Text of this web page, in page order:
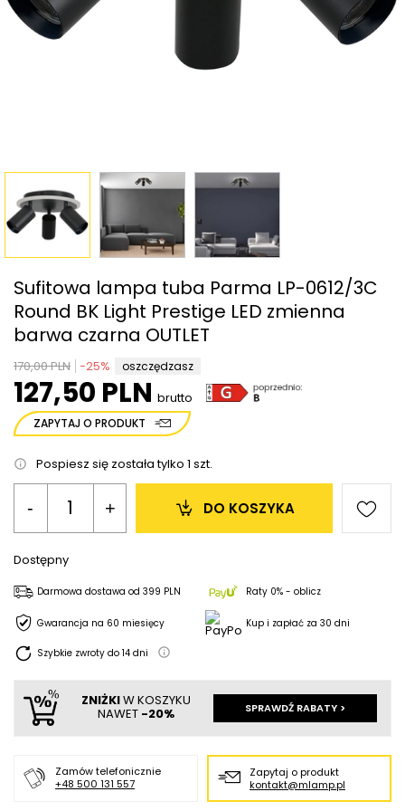
Sufitowa lampa tuba Parma LP-0612/3C
Round BK Light Prestige LED zmienna
barwa czarna OUTLET
170,00 PLN -25% oszczędzasz
127,50 PLN brutto
ZAPYTAJ O PRODUKT
Pospiesz się została tylko 1 szt.
- + DO KOSZYKA
Dostępny
Darmowa dostawa od 399 PLN Raty 0% - oblicz
Gwarancja na 60 miesięcy Kup i zapłać za 30 dni
Szybkie zwroty do 14 dni
ZNIŻKIW KOSZYKU
NAWET -20% SPRAWDŹ RABATY >
Zamów telefonicznie
+48 500 131 557
Zapytaj o produkt
kontakt@mlamp.pl